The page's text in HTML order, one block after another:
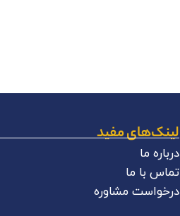
لینک‌های مفید
درباره ما
تماس با ما
درخواست مشاوره